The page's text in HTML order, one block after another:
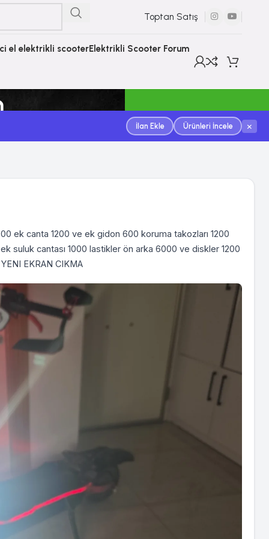
Toptan Satış
el elektrikli scooterElektrikli Scooter Forum
İlan Ekle Ürünleri İncele ×
ek canta 1200 ve ek gidon 600 koruma takozları 1200
suluk cantası 1000 lastikler ön arka 6000 ve diskler 1200
EKRAN CIKMA